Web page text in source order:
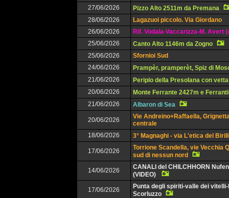
27/06/2026
Pizzo Alto 2511m da Premana
28/06/2026
Lagazuoi piccolo. Via Giordano
26/06/2026
Rif. Vodala-Vaccarizza-M. Avert
25/06/2026
Canto Alto 1146m da Zogno
25/06/2026
Sfornioi Sud
24/06/2026
Prampèr, pramperèt, Spiz di
21/06/2026
Periplo della Presolana con vetta
20/06/2026
Monte Ferrante 2427m e
21/06/2026
Albaron di Sea
20/06/2026
Vie Andreino+Raffaella,
centrale
18/06/2026
3° Magnaghi - via L'etica del
17/06/2026
Torrione Scandella, vie Vecchia
sud di nessun nord
14/06/2026
CANALI del CHILCHHORN
(VIDEO)
17/06/2026
Punta degli spiriti-valle dei vitelli-
Scorluzzo